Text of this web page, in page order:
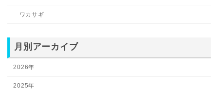
ワカサギ
月別アーカイブ
2026年
2025年